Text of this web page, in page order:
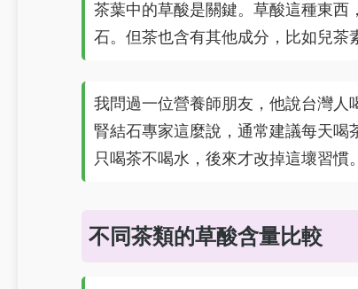
茶葉中的草酸是關鍵。草酸這種東
石。但茶也含有其他成分，比如兒茶
我問過一位營養師朋友，他說台灣人
腎結石專家這麼說，通常建議每天
只喝茶不喝水，後來才改掉這壞習慣。
不同茶類的草酸含量比較